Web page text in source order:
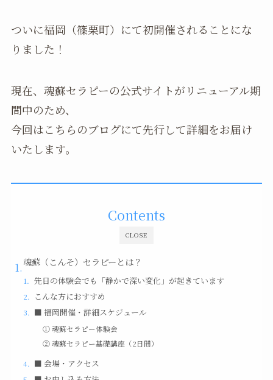
ついに福岡（篠栗町）にて初開催されることにな
りました！
現在、魂蘇セラピーの公式サイトがリニューアル期
間中のため、
今回はこちらのブログにて先行して詳細をお届け
いたします。
CLOSE
Contents
魂蘇（こんそ）セラピーとは？
先日の体験会でも「静かで深い変化」が起きています
こんな方におすすめ
■ 福岡開催・詳細スケジュール
① 魂蘇セラピー体験会
② 魂蘇セラピー基礎講座（2日間）
■ 会場・アクセス